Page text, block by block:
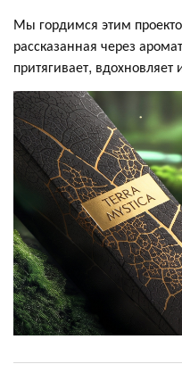
Мы гордимся этим
рассказанная через
притягивает, вдохновляет